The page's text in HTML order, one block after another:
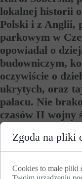
lokalnej historii
Polski i z Anglii,
parkowym w
opowiadał o
budowniczym,
oczywiście o
ukrytych, oraz
pałacu. Nie
czasów II wojny
W kameralnym
się mieszkańcy
mazowieckiego, jak
Zgoda na pliki
Cookies to małe pliki